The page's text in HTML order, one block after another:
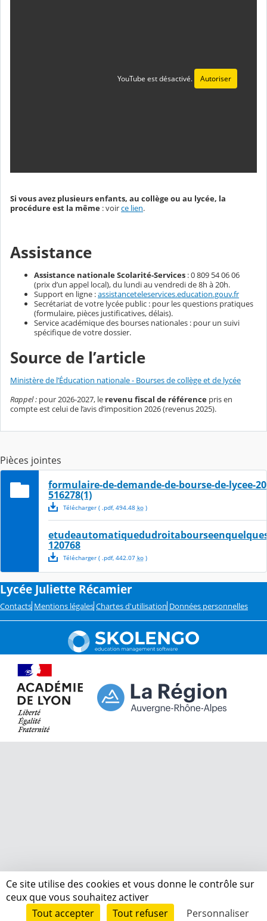
YouTube est désactivé. Autoriser
Si vous avez plusieurs enfants, au collège ou au lycée, la
procédure est la même : voirce lien.
Assistance
Assistance nationale Scolarité-Services : 0 809 54 06 06
(prix d’un appel local), du lundi au vendredi de 8h à 20h.
Support en ligne :assistanceteleservices.education.gouv.fr
Secrétariat de votre lycée public : pour les questions pratiques
(formulaire, pièces justificatives, délais).
Service académique des bourses nationales : pour un suivi
spécifique de votre dossier.
Source de l’article
Ministère de l’Éducation nationale - Bourses de collège et de lycée
Rappel : pour 2026-2027, le revenu fiscal de référence pris en
compte est celui de l’avis d’imposition 2026 (revenus 2025).
Pièces jointes
formulaire-de-demande-de-bourse-de-lycee-
516278(1)
Télécharger( .pdf, 494.48 ko)
120768
Télécharger( .pdf, 442.07 ko)
Lycée Juliette Récamier
Contacts Mentions légales Chartes d'utilisation Données personnelles
Ce site utilise des cookies et vous donne le contrôle sur
ceux que vous souhaitez activer
Tout accepter
Tout refuser Personnaliser